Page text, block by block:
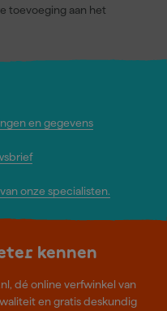
toevoeging aan het
en gegevens
onze specialisten.
kennen
dé online verfwinkel van
en gratis deskundig